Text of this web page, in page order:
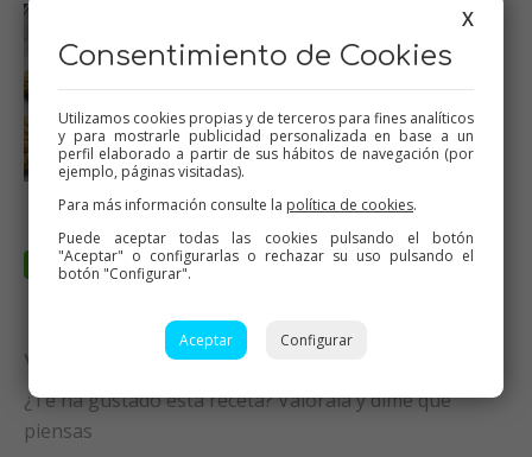
Valora esta receta
¿Te ha gustado esta receta? Valórala y dime qué
piensas
X
Consentimiento de Cookies
Utilizamos cookies propias y de terceros para fines analíticos
y para mostrarle publicidad personalizada en base a un
perfil elaborado a partir de sus hábitos de navegación (por
ejemplo, páginas visitadas).
Para más información consulte la política de cookies.
Puede aceptar todas las cookies pulsando el botón
"Aceptar" o configurarlas o rechazar su uso pulsando el
botón "Configurar".
Aceptar Configurar